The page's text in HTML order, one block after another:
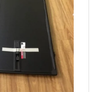
Uy Tín Cho Xe
Sài Gòn